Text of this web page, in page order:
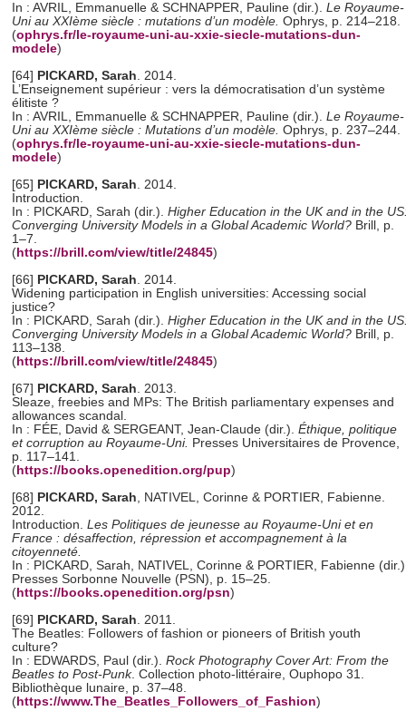
In : AVRIL, Emmanuelle & SCHNAPPER, Pauline (dir.). Le Royaume-
Uni au XXIème siècle : mutations d’un modèle. Ophrys, p. 214–218.
(ophrys.fr/le-royaume-uni-au-xxie-siecle-mutations-dun-
modele)
[64] PICKARD, Sarah. 2014.
L’Enseignement supérieur : vers la démocratisation d’un système
élitiste ?
In : AVRIL, Emmanuelle & SCHNAPPER, Pauline (dir.). Le Royaume-
Uni au XXIème siècle : Mutations d’un modèle. Ophrys, p. 237–244.
(ophrys.fr/le-royaume-uni-au-xxie-siecle-mutations-dun-
modele)
[65] PICKARD, Sarah. 2014.
Introduction.
In : PICKARD, Sarah (dir.). Higher Education in the UK and in the
Converging University Models in a Global Academic World? Brill, p.
1–7.
(https://brill.com/view/title/24845)
[66] PICKARD, Sarah. 2014.
Widening participation in English universities: Accessing social
justice?
In : PICKARD, Sarah (dir.). Higher Education in the UK and in the
Converging University Models in a Global Academic World? Brill, p.
113–138.
(https://brill.com/view/title/24845)
[67] PICKARD, Sarah. 2013.
Sleaze, freebies and MPs: The British parliamentary expenses and
allowances scandal.
In : FÉE, David & SERGEANT, Jean-Claude (dir.). Éthique, politique
et corruption au Royaume-Uni. Presses Universitaires de Provence,
p. 117–141.
(https://books.openedition.org/pup)
[68] PICKARD, Sarah, NATIVEL, Corinne & PORTIER, Fabienne.
2012.
Introduction. Les Politiques de jeunesse au Royaume-Uni et en
France : désaffection, répression et accompagnement à la
citoyenneté.
In : PICKARD, Sarah, NATIVEL, Corinne & PORTIER, Fabienne (dir.)
Presses Sorbonne Nouvelle (PSN), p. 15–25.
(https://books.openedition.org/psn)
[69] PICKARD, Sarah. 2011.
The Beatles: Followers of fashion or pioneers of British youth
culture?
In : EDWARDS, Paul (dir.). Rock Photography Cover Art: From the
Beatles to Post-Punk. Collection photo-littéraire, Ouphopo 31.
Bibliothèque lunaire, p. 37–48.
(https://www.The_Beatles_Followers_of_Fashion)